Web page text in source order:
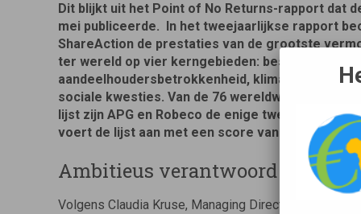
Dit blijkt uit het Point of No Returns-rapport dat
mei publiceerde. In het tweejaarlijkse rapport
ShareAction de prestaties van de grootste
ter wereld op vier kerngebieden: bestuur en
aandeelhoudersbetrokkenheid,
sociale kwesties. Van de 76 wereldwijde
lijst zijn APG en Robeco de enige twee die een A
voert de lijst aan met een score van 76
Ambitieus verantwoord
Volgens Claudia Kruse, Managing Director